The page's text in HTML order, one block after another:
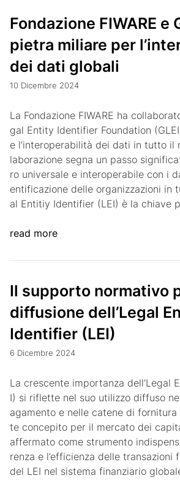
Fondazione FIWARE e
pietra miliare per
dei dati globali
10 Dicembre 2024
La Fondazione FIWARE ha
gal Entity Identifier Foundation
e l’interoperabilità dei dati in tutto il
laborazione segna un passo
ro universale e interoperabile con i
entificazione delle organizzazioni in
al Entitiy Identifier (LEI) è la chiave
read more
Il supporto normativo
diffusione dell’Legal
Identifier (LEI)
6 Dicembre 2024
La crescente importanza dell’Legal
I) si riflette nel suo utilizzo diffuso
agamento e nelle catene di fornitura
te concepito per il mercato dei
affermato come strumento
renza e l’efficienza delle transazioni
del LEI nel sistema finanziario